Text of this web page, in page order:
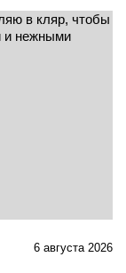
6 августа 2026